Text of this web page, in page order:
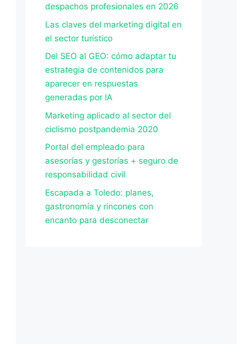
despachos profesionales en 2026
Las claves del marketing digital en
el sector turístico
Del SEO al GEO: cómo adaptar tu
estrategia de contenidos para
aparecer en respuestas
generadas por IA
Marketing aplicado al sector del
ciclismo postpandemia 2020
Portal del empleado para
asesorías y gestorías + seguro de
responsabilidad civil
Escapada a Toledo: planes,
gastronomía y rincones con
encanto para desconectar